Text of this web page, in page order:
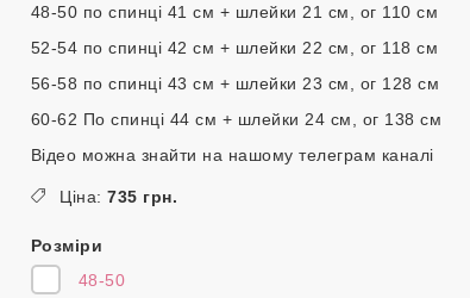
48-50 по спинці 41 см + шлейки 21 см, ог 110 см
52-54 по спинці 42 см + шлейки 22 см, ог 118 см
56-58 по спинці 43 см + шлейки 23 см, ог 128 см
60-62 По спинці 44 см + шлейки 24 см, ог 138 см
Відео можна знайти на нашому телеграм каналі
Ціна: 735 грн.
Розміри
48-50